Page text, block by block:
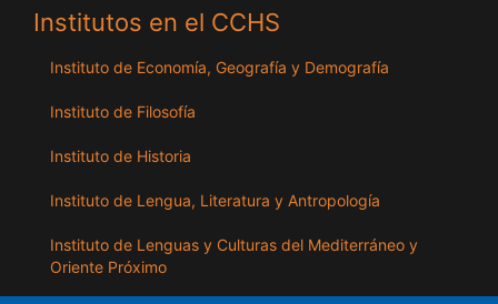
Institutos en el CCHS
Instituto de Economía, Geografía y Demografía
Instituto de Filosofía
Instituto de Historia
Instituto de Lengua, Literatura y Antropología
Instituto de Lenguas y Culturas del Mediterráneo y
Oriente Próximo